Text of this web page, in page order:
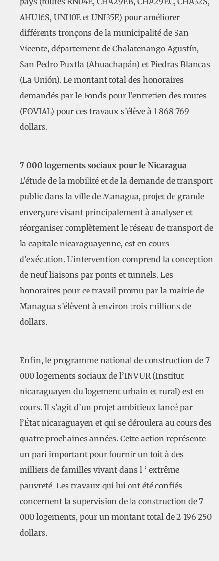
AHU16S, UNI10E et UNI35E) pour améliorer
différents tronçons de la municipalité de San
Vicente, département de Chalatenango Agustín,
San Pedro Puxtla (Ahuachapán) et Piedras Blancas
(La Unión). Le montant total des honoraires
demandés par le Fonds pour l’entretien des routes
(FOVIAL) pour ces travaux s’élève à 1 868 769
dollars.
7 000 logements sociaux pour le Nicaragua
L’étude de la mobilité et de la demande de transport
public dans la ville de Managua, projet de grande
envergure visant principalement à analyser et
réorganiser complètement le réseau de transport de
la capitale nicaraguayenne, est en cours
d’exécution. L’intervention comprend la conception
de neuf liaisons par ponts et tunnels. Les
honoraires pour ce travail promu par la mairie de
Managua s’élèvent à environ trois millions de
dollars.
Enfin, le programme national de construction de 7
000 logements sociaux de l’INVUR (Institut
nicaraguayen du logement urbain et rural) est en
cours. Il s’agit d’un projet ambitieux lancé par
l’État nicaraguayen et qui se déroulera au cours des
quatre prochaines années. Cette action représente
un pari important pour fournir un toit à des
milliers de familles vivant dans l ‘ extrême
pauvreté. Les travaux qui lui ont été confiés
concernent la supervision de la construction de 7
000 logements, pour un montant total de 2 196 250
dollars.